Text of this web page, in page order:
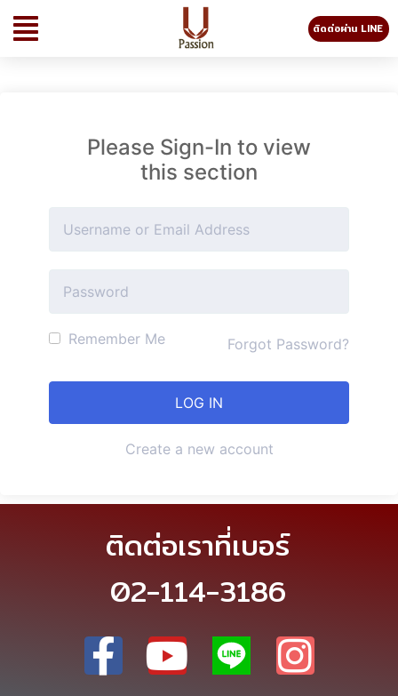
ติดต่อผ่าน LINE
Please Sign-In to view
this section
Remember Me Forgot Password?
Create a new account
ติดต่อเราที่เบอร์
02-114-3186